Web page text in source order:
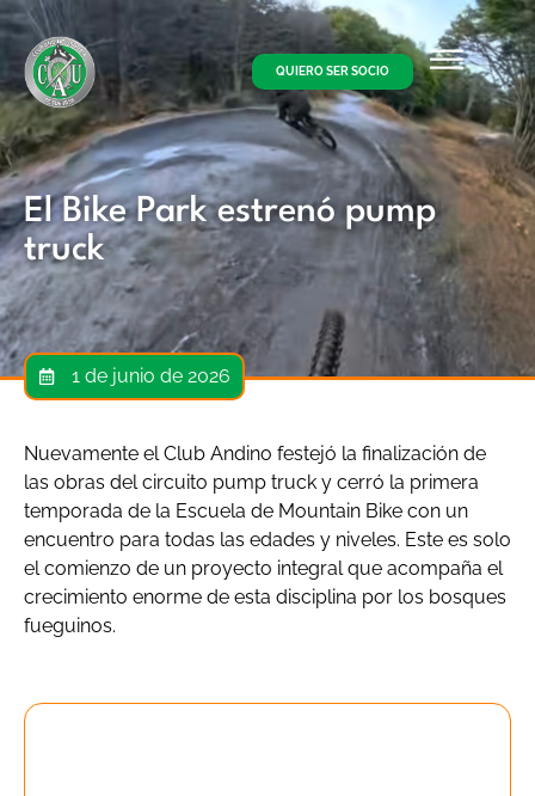
QUIERO SER SOCIO
El Bike Park estrenó pump
truck
1 de junio de 2026
Nuevamente el Club Andino festejó la finalización de
las obras del circuito pump truck y cerró la primera
temporada de la Escuela de Mountain Bike con un
encuentro para todas las edades y niveles. Este es solo
el comienzo de un proyecto integral que acompaña el
crecimiento enorme de esta disciplina por los bosques
fueguinos.